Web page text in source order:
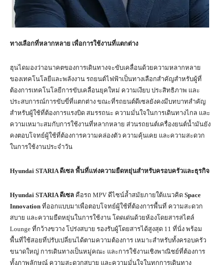
ทางเลือกที่หลากหลาย เพื่อการใช้งานที่แตกต่าง
ฮุนไดมองว่าอนาคตของการเดินทางจะขับเคลื่อนด้วยความหลากหลาย
ของเทคโนโลยีและพลังงาน รถยนต์ไฟฟ้าเป็นทางเลือกสำคัญสำหรับผู้ที่
ต้องการเทคโนโลยีการขับเคลื่อนยุคใหม่ ความเงียบ ประสิทธิภาพ และ
ประสบการณ์การขับขี่ที่แตกต่าง ขณะที่รถยนต์ดีเซลยังคงมีบทบาทสำคัญ
สำหรับผู้ใช้ที่ต้องการแรงบิด สมรรถนะ ความมั่นใจในการเดินทางไกล และ
ความเหมาะสมกับการใช้งานที่หลากหลาย ส่วนรถยนต์เครื่องยนต์น้ำมันยัง
คงตอบโจทย์ผู้ใช้ที่ต้องการความคล่องตัว ความคุ้นเคย และความสะดวก
ในการใช้งานประจำวัน
Hyundai STARIA ดีเซล พื้นที่แห่งความยืดหยุ่นสำหรับครอบครัวและธุรกิจ
Hyundai STARIA ดีเซล คือรถ MPV ดีไซน์ล้ำสมัยภายใต้แนวคิด Space
Innovation ที่ออกแบบมาเพื่อตอบโจทย์ผู้ใช้ที่ต้องการพื้นที่ ความสะดวก
สบาย และความยืดหยุ่นในการใช้งาน โดดเด่นด้วยห้องโดยสารสไตล์
Lounge ที่กว้างขวาง โปร่งสบาย รองรับผู้โดยสารได้สูงสุด 11 ที่นั่ง พร้อม
พื้นที่ใช้สอยที่ปรับเปลี่ยนได้ตามความต้องการ เหมาะสำหรับทั้งครอบครัว
ขนาดใหญ่ การเดินทางเป็นหมู่คณะ และการใช้งานเชิงพาณิชย์ที่ต้องการ
ทั้งภาพลักษณ์ ความสะดวกสบาย และความมั่นใจในทุกการเดินทาง